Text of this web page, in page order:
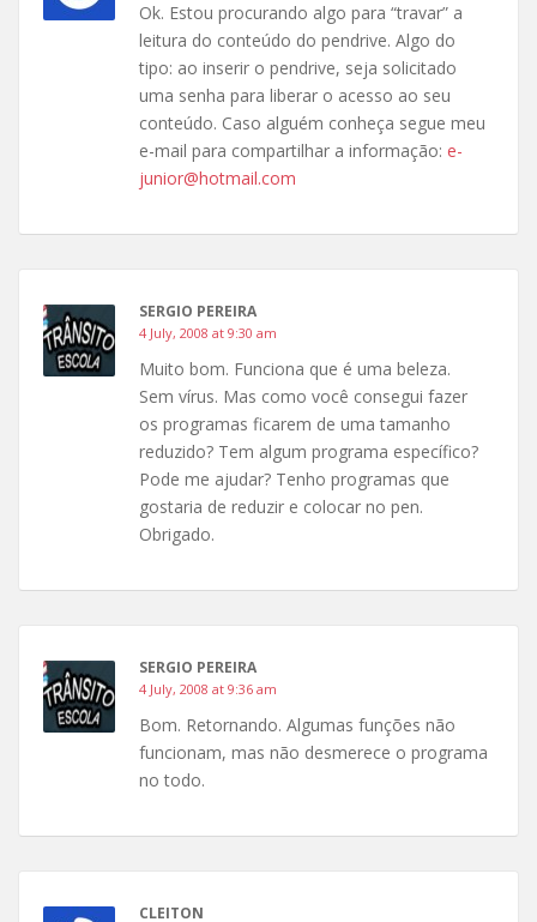
Ok. Estou procurando algo para “travar” a
leitura do conteúdo do pendrive. Algo do
tipo: ao inserir o pendrive, seja solicitado
uma senha para liberar o acesso ao seu
conteúdo. Caso alguém conheça segue meu
e-mail para compartilhar a informação: e-
junior@hotmail.com
SERGIO PEREIRA
4 July, 2008 at 9:30 am
Muito bom. Funciona que é uma beleza.
Sem vírus. Mas como você consegui fazer
os programas ficarem de uma tamanho
reduzido? Tem algum programa específico?
Pode me ajudar? Tenho programas que
gostaria de reduzir e colocar no pen.
Obrigado.
SERGIO PEREIRA
4 July, 2008 at 9:36 am
Bom. Retornando. Algumas funções não
funcionam, mas não desmerece o programa
no todo.
CLEITON